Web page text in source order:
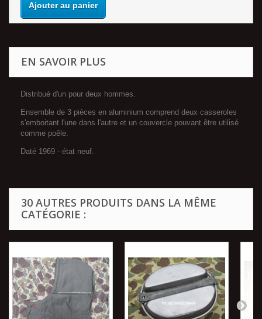
Ajouter au panier
EN SAVOIR PLUS
Distribué d'un pour deux hommes.
Ensemble de 3 pièces en aluminium comprend deux casseroles
s'emboitant l'une dans l'autre et un couvercle pouvant être utilisé
comme poêle.
Daté 1969 - état neuf.
30 AUTRES PRODUITS DANS LA MÊME
CATÉGORIE :